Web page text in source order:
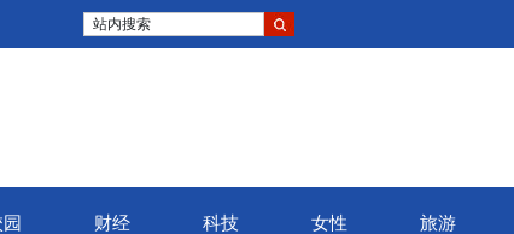
站内搜索
财经 科技 女性 旅游